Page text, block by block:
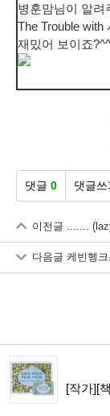
병훈맘님이 알려
The Trouble with
재밌어 보이죠?^^
댓글 0 댓글쓰
이전글 .......
다음글 케빈헹
[작가][